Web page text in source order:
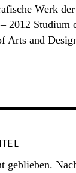
Werk
2012 Studium
and
geblieben.